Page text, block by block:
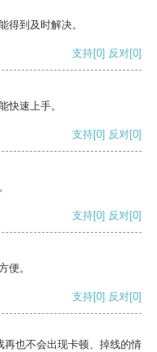
得到及时解决。
支持[0] 反对[0]
快速上手。
支持[0] 反对[0]
支持[0] 反对[0]
便。
支持[0] 反对[0]
再也不会出现卡顿、掉线的情